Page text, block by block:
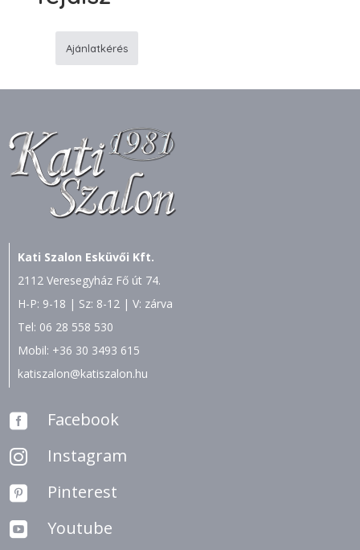
esküvõi
mennyiség
Ajánlatkérés
Kati Szalon Esküvői Kft.
2112 Veresegyház Fő út 74.
H-P: 9-18 | Sz: 8-12 | V: zárva
Tel: 06 28 558 530
Mobil: +36 30 3493 615
katiszalon@katiszalon.hu
 Facebook
 Instagram
 Pinterest
 Youtube